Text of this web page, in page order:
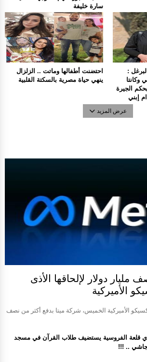
سارة خليفة
احتضنت أطفالها وماتت .. الزلزال
ينهي حياة مصرية بالسكتة القلبية
:
وكانتا
الجيرة
إبني
عرض المزيد
مليار دولار لإلحاقها الأذى
الأميركية
الأميركية الخميس، شركة ميتا بدفع أكثر من نصف
قلعة الفروسية يستضيف طلاب القرآن في مسجد
.. !!!